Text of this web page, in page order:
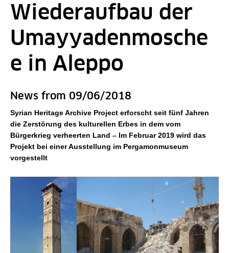
Wiederaufbau der
Umayyadenmosche
e in Aleppo
News from 09/06/2018
Syrian Heritage Archive Project erforscht seit fünf Jahren
die Zerstörung des kulturellen Erbes in dem vom
Bürgerkrieg verheerten Land – Im Februar 2019 wird das
Projekt bei einer Ausstellung im Pergamonmuseum
vorgestellt